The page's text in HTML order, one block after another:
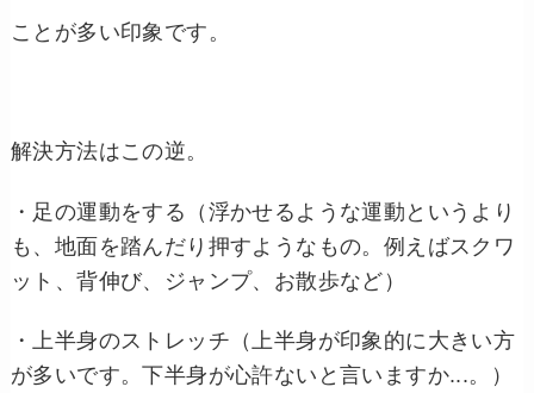
ことが多い印象です。
解決方法はこの逆。
・足の運動をする（浮かせるような運動というより
も、地面を踏んだり押すようなもの。例えばスクワ
ット、背伸び、ジャンプ、お散歩など）
・上半身のストレッチ（上半身が印象的に大きい方
が多いです。下半身が心許ないと言いますか...。）